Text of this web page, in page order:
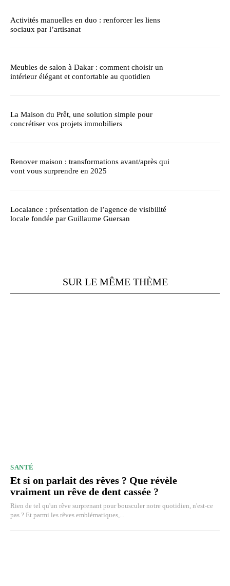
Activités manuelles en duo : renforcer les liens
sociaux par l’artisanat
Meubles de salon à Dakar : comment choisir un
intérieur élégant et confortable au quotidien
La Maison du Prêt, une solution simple pour
concrétiser vos projets immobiliers
Renover maison : transformations avant/après qui
vont vous surprendre en 2025
Localance : présentation de l’agence de visibilité
locale fondée par Guillaume Guersan
SUR LE MÊME THÈME
SANTÉ
Et si on parlait des rêves ? Que révèle
vraiment un rêve de dent cassée ?
Rien de tel qu'un rêve surprenant pour bousculer notre quotidien, n'est-ce
pas ? Et parmi les rêves emblématiques,...